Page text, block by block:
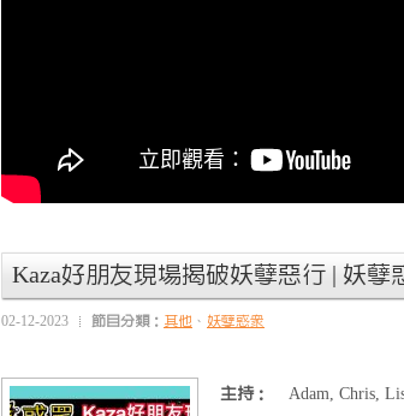
Kaza好朋友現場揭破妖孽惡行 | 妖孽
02-12-2023 節目分類： 其他 、 妖孽惑眾
主持：
Adam, Chris,